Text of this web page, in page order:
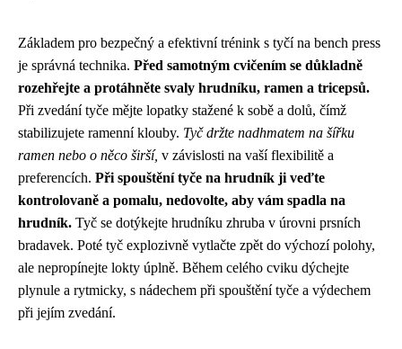
Základem pro bezpečný a efektivní trénink s tyčí na bench press
je správná technika. Před samotným cvičením se důkladně
rozehřejte a protáhněte svaly hrudníku, ramen a tricepsů.
Při zvedání tyče mějte lopatky stažené k sobě a dolů, čímž
stabilizujete ramenní klouby. Tyč držte nadhmatem na šířku
ramen nebo o něco širší, v závislosti na vaší flexibilitě a
preferencích. Při spouštění tyče na hrudník ji veďte
kontrolovaně a pomalu, nedovolte, aby vám spadla na
hrudník. Tyč se dotýkejte hrudníku zhruba v úrovni prsních
bradavek. Poté tyč explozivně vytlačte zpět do výchozí polohy,
ale nepropínejte lokty úplně. Během celého cviku dýchejte
plynule a rytmicky, s nádechem při spouštění tyče a výdechem
při jejím zvedání.